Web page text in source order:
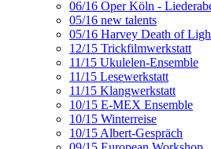
06/16 Oper Köln -
05/16 new talents
05/16 Harvey Death of
12/15 Trickfilmwerkstatt
11/15 Ukulelen-Ensemble
11/15 Lesewerkstatt
11/15 Klangwerkstatt
10/15 E-MEX Ensemble
10/15 Winterreise
10/15 Albert-Gespräch